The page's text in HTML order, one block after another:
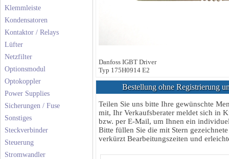
Klemmleiste
Kondensatoren
Kontaktor / Relays
Lüfter
Netzfilter
Optionsmodul
Optokoppler
Power Supplies
Sicherungen / Fuse
Sonstiges
Steckverbinder
Steuerung
Stromwandler
Danfoss IGBT Driver
Typ 175H0914 E2
Bestellung ohne Registrierung
Teilen Sie uns bitte Ihre gewünschte
mit, Ihr Verkaufsberater meldet sich in
bzw. per E-Mail, um Ihnen ein
Bitte füllen Sie die mit Stern
verkürzt Bearbeitungszeiten und